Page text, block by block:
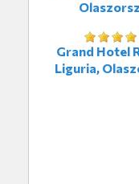
Grand Hotel
Liguria,